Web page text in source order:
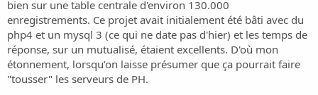
bien sur une table centrale d'environ 130.000
enregistrements. Ce projet avait initialement été bâti avec du
php4 et un mysql 3 (ce qui ne date pas d'hier) et les temps de
réponse, sur un mutualisé, étaient excellents. D'où mon
étonnement, lorsqu’on laisse présumer que ça pourrait faire
"tousser" les serveurs de PH.